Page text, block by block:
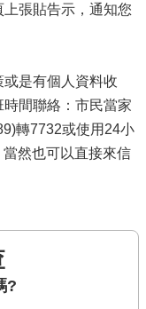
張貼告示，通知您
是有個人資料收
間聯絡：市民當家
轉7732或使用24小
然也可以直接來信
?